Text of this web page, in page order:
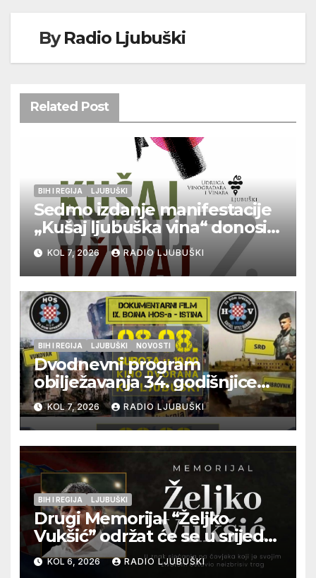
ByRadio Ljubuški
Related Post
BIH I REGIJA LJUBUŠKI
Sedmo izdanje manifestacije
„Kušaj ljubuška vina“ donosi
vrhunska vina, gastronomiju i
glazbu
KOL 7, 2026 RADIO LJUBUŠKI
BIH I REGIJA LJUBUŠKI NOVOSTI
Dvodnevni program
obilježavanja 34. godišnjice
pogibije generala Blaža
Kraljevića i osmorice
pripadnika HOS-a
KOL 7, 2026 RADIO LJUBUŠKI
BIH I REGIJA LJUBUŠKI
Drugi Memorijal “Željko
Vukšić” održat će se u srijedu
12. kolovoza u Otoku
KOL 6, 2026 RADIO LJUBUŠKI